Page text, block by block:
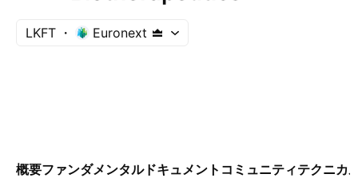
LKFT Euronext
概要ファンダメンタルドキュメント コミュニティテクニカ